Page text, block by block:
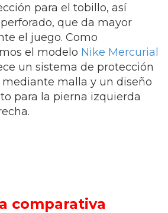
para el tobillo, así
que da mayor
el juego. Como
el modelo Nike Mercurial
un sistema de protección
mediante malla y un diseño
para la pierna izquierda
comparativa